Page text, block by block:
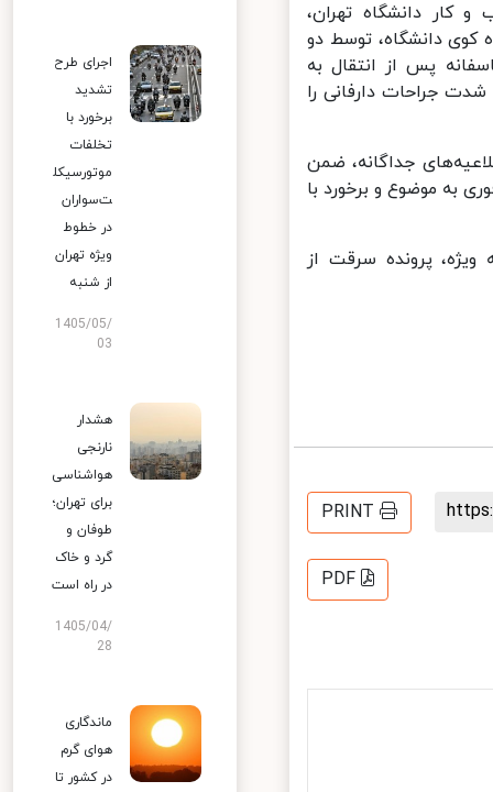
دانشگاه تهران،
کوی دانشگاه، توسط دو
پس از انتقال به
جراحات دارفانی را
جداگانه، ضمن
به موضوع و برخورد با
پرونده سرقت از
PRINT
PDF
اجرای طرح
تشدید
برخورد با
تخلفات
موتورسیکل
ت‌سواران
در خطوط
ویژه تهران
از شنبه
1405/05/
03
هشدار
نارنجی
هواشناسی
برای تهران؛
طوفان و
گرد و خاک
در راه است
1405/04/
28
ماندگاری
هوای گرم
در کشور تا